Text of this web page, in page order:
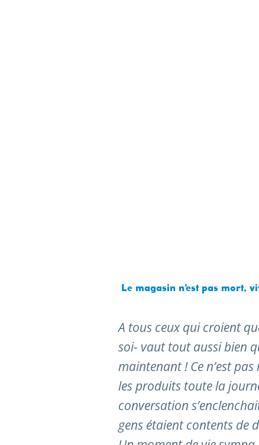
Le magasin n’est pas mort,
A tous ceux qui croient
soi- vaut tout aussi bien
maintenant ! Ce n’est
les produits toute la
conversation
gens étaient contents de